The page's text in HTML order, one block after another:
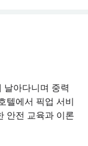
날아다니며 중력
텔에서 픽업 서비
안전 교육과 이론